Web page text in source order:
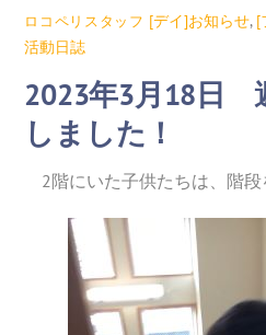
ロコペリスタッフ [デイ]お知らせ, [
活動日誌
2023年3月18日
しました！
2階にいた子供たちは、階段